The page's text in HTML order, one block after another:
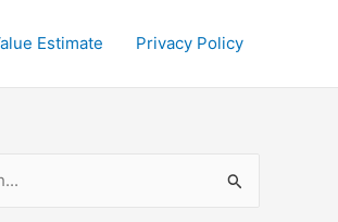
Estimate Privacy Policy